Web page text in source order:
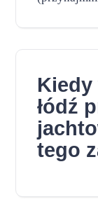
łódź
tego